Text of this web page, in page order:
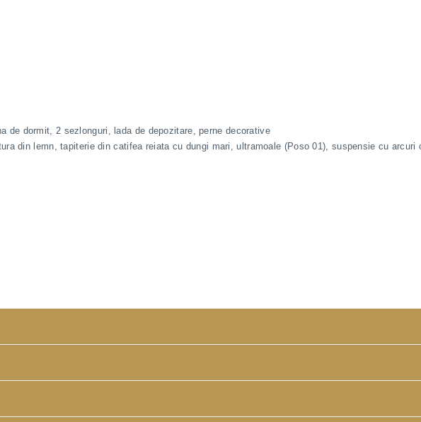
de dormit, 2 sezlonguri, lada de depozitare, perne decorative
din lemn, tapiterie din catifea reiata cu dungi mari, ultramoale (Poso 01), suspensie cu